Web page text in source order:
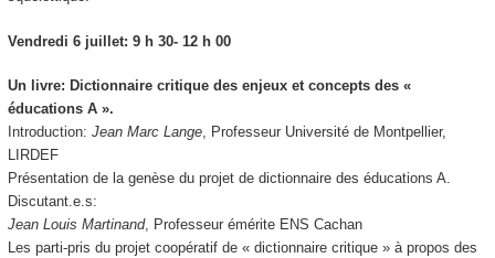
Vendredi 6 juillet: 9 h 30- 12 h 00
Un livre: Dictionnaire critique des enjeux et concepts des «
éducations A ».
Introduction: Jean Marc Lange, Professeur Université de Montpellier,
LIRDEF
Présentation de la genèse du projet de dictionnaire des éducations A.
Discutant.e.s:
Jean Louis Martinand, Professeur émérite ENS Cachan
Les parti-pris du projet coopératif de « dictionnaire critique » à propos des